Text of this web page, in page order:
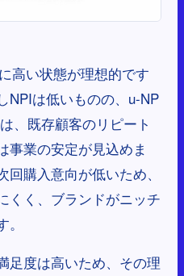
高い状態が理想的です
NPIは低いものの、u-NP
、既存顧客のリピート
事業の安定が見込めま
購入意向が低いため、
くく、ブランドがニッチ
足度は高いため、その理